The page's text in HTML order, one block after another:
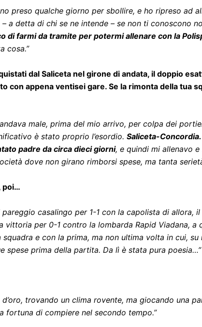
preso qualche giorno per sbollire, e ho ripreso ad
a detta di chi se ne intende – se non ti conoscono
di farmi da tramite per potermi allenare con la
cosa.”
dal Saliceta nel girone di andata, il doppio
con appena ventisei gare. Se la rimonta della tua
male, prima del mio arrivo, per colpa dei
è stato proprio l’esordio. Saliceta-Concordia.
padre da circa dieci giorni, e quindi mi allenavo
dove non girano rimborsi spese, ma tanta
poi…
casalingo per 1-1 con la capolista di
vittoria per 0-1 contro la lombarda Rapid Viadana,
e con la prima, ma non ultima volta in cui, su
spese prima della partita. Da lì è stata pura poesia…”
d’oro, trovando un clima rovente, ma giocando
di compiere nel secondo tempo.”